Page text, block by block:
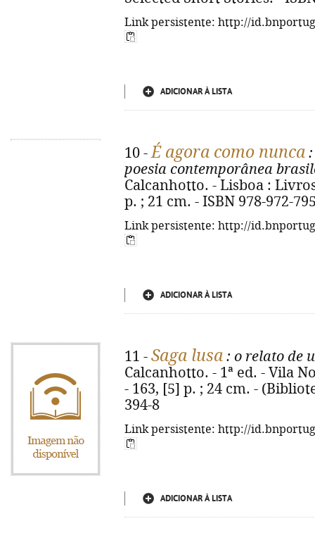
Link persistente: http://
ADICIONAR À LISTA
10 -É agora como nunca
poesia contemporânea
Calcanhotto. - Lisboa :
p. ; 21 cm. - ISBN 978-972-
Link persistente: http://
ADICIONAR À LISTA
11 - Saga lusa : o relato de
Calcanhotto. - 1ª ed. - Vila
- 163, [5] p. ; 24 cm. -
394-8
Link persistente: http://
ADICIONAR À LISTA